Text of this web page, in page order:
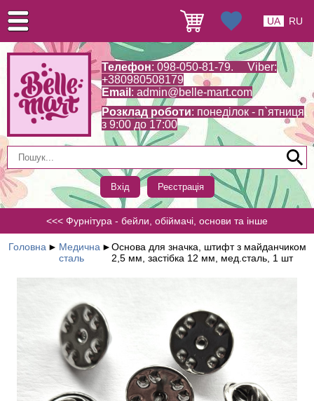
Телефон: 098-050-81-79. Viber:
+380980508179
Email : admin@belle-mart.com
Розклад роботи: понеділок - п`ятниця
з 9:00 до 17:00
Вхід Реєстрація
UA RU
<<< Фурнітура - бейли, обіймачі, основи та інше
Головна ► Медична
сталь
►Основа для значка, штифт з майданчиком
2,5 мм, застібка 12 мм, мед.сталь, 1 шт